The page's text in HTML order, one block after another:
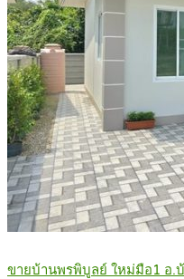
ขายบ้านพรพิบูลย์ ใหม่มือ1 อ.